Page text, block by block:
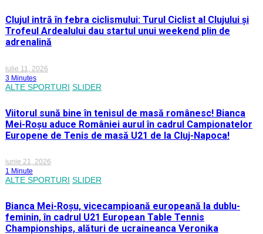
Clujul intră în febra ciclismului: Turul Ciclist al Clujului și
Trofeul Ardealului dau startul unui weekend plin de
adrenalină
iulie 11, 2026
3 Minutes
ALTE SPORTURI SLIDER
Viitorul sună bine în tenisul de masă românesc! Bianca
Mei-Roșu aduce României aurul în cadrul Campionatelor
Europene de Tenis de masă U21 de la Cluj-Napoca!
iunie 21, 2026
1 Minute
ALTE SPORTURI SLIDER
Bianca Mei-Roșu, vicecampioană europeană la dublu-
feminin, în cadrul U21 European Table Tennis
Championships, alături de ucraineanca Veronika